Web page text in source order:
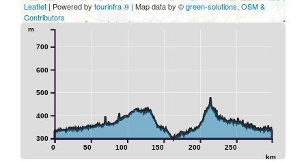
Leaflet | Powered by tourinfra ® | Map data by ©green-solutions,OSM &
Contributors
0 50 100 150 200 250
km
300
400
500
600
700
m